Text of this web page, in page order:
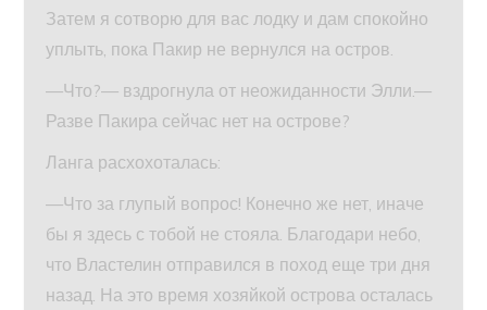
Затем я сотворю для вас лодку и дам спокойно
уплыть, пока Пакир не вернулся на остров.
—Что?— вздрогнула от неожиданности Элли.—
Разве Пакира сейчас нет на острове?
Ланга расхохоталась:
—Что за глупый вопрос! Конечно же нет, иначе
бы я здесь с тобой не стояла. Благодари небо,
что Властелин отправился в поход еще три дня
назад. На это время хозяйкой острова осталась